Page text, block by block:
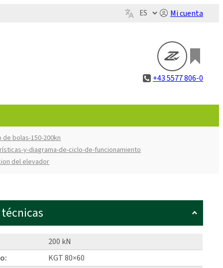
Mi cuenta
+43 5577 806-0
de bolas-150-200kn
y-diagrama-de-ciclo-de-funcionamiento
del elevador
200 kN
KGT 80×60